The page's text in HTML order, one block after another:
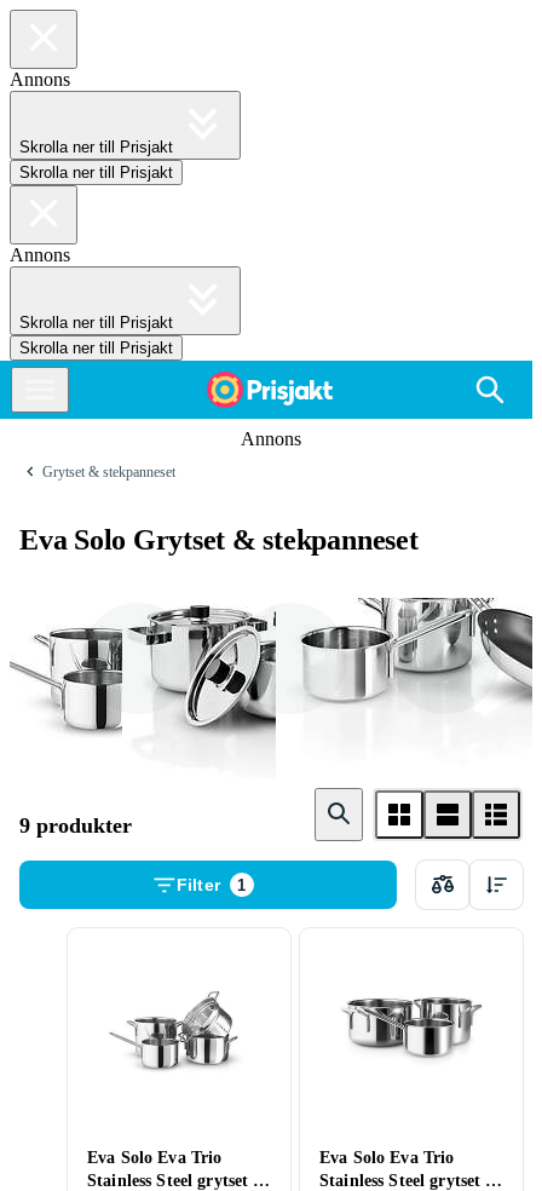
Annons
Skrolla ner till Prisjakt
Skrolla ner till Prisjakt
Annons
Skrolla ner till Prisjakt
Skrolla ner till Prisjakt
Annons
Grytset & stekpanneset
Eva Solo Grytset & stekpanneset
Kastrull Gryta
9 produkter
Filter 1
Eva Solo Eva Trio
Stainless Steel grytset 4
Eva Solo Eva Trio
Stainless Steel grytset 3